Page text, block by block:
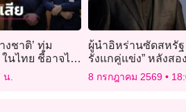
งชาติ’ ทุ่ม
ในไทย ชี้อาจได้
.
ผู้นำอิหร่านซัดสหรัฐ
รังแกคู่แข่ง” หลังส
8 กรกฎาคม 2569